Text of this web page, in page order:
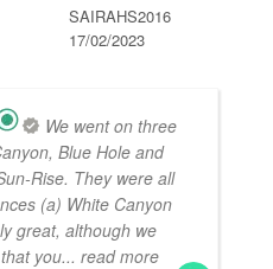
SAIRAHS2016
17/02/2023
We went on three
Blue Hole and
Rise. They were all
(a) White Canyon
great, although we
you... read more